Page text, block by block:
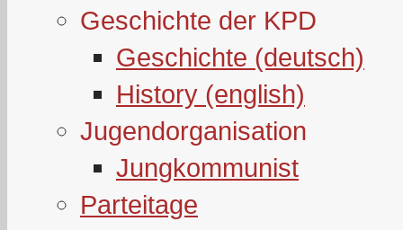
Geschichte der KPD
Geschichte (deutsch)
History (english)
Jugendorganisation
Jungkommunist
Parteitage